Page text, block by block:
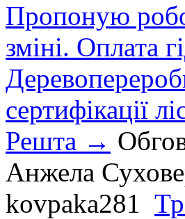
Пропоную
зміні. Оплата
сертифікації
Решта →
Анжела
kovpaka281